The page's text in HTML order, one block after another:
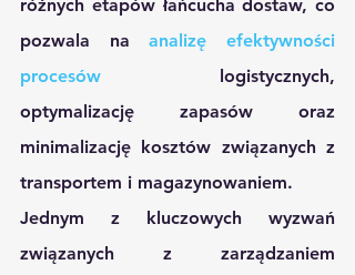
różnych etapów łańcucha dostaw, co
pozwala na analizę efektywności
procesów logistycznych,
optymalizację zapasów oraz
minimalizację kosztów związanych z
transportem i magazynowaniem.
Jednym z kluczowych wyzwań
związanych z zarządzaniem